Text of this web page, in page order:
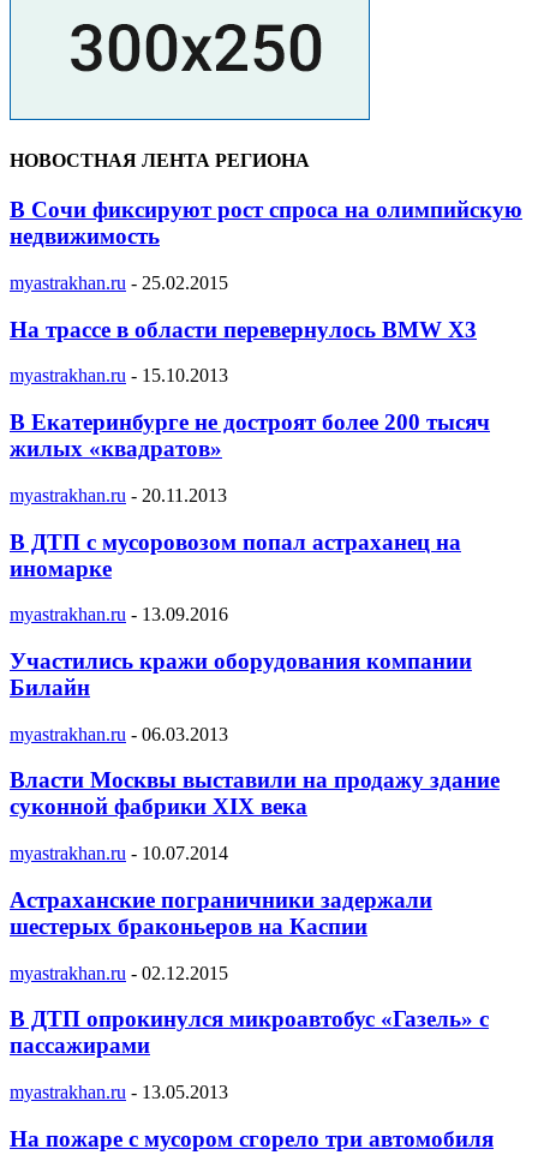
НОВОСТНАЯ ЛЕНТА РЕГИОНА
В Сочи фиксируют рост спроса на олимпийскую
недвижимость
myastrakhan.ru - 25.02.2015
На трассе в области перевернулось BMW X3
myastrakhan.ru - 15.10.2013
В Екатеринбурге не достроят более 200 тысяч
жилых «квадратов»
myastrakhan.ru - 20.11.2013
В ДТП с мусоровозом попал астраханец на
иномарке
myastrakhan.ru - 13.09.2016
Участились кражи оборудования компании
Билайн
myastrakhan.ru - 06.03.2013
Власти Москвы выставили на продажу здание
суконной фабрики XIX века
myastrakhan.ru - 10.07.2014
Астраханские пограничники задержали
шестерых браконьеров на Каспии
myastrakhan.ru - 02.12.2015
В ДТП опрокинулся микроавтобус «Газель» с
пассажирами
myastrakhan.ru - 13.05.2013
На пожаре с мусором сгорело три автомобиля